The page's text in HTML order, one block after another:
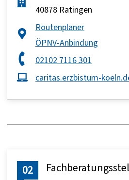
40878 Ratingen
Routenplaner
ÖPNV-Anbindung
02102 7116 301
caritas.erzbistum-
02